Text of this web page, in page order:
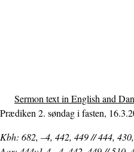
Sermon text in English and
Prædiken 2. søndag i fasten,
Kbh: 682, –4, 442, 449 // 444,